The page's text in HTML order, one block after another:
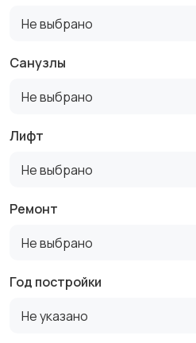
Не выбрано
Санузлы
Не выбрано
Лифт
Не выбрано
Ремонт
Не выбрано
Год постройки
Не указано